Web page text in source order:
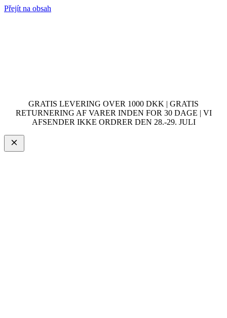
Přejít na obsah
GRATIS LEVERING OVER 1000 DKK | GRATIS
RETURNERING AF VARER INDEN FOR 30 DAGE | VI
AFSENDER IKKE ORDRER DEN 28.-29. JULI